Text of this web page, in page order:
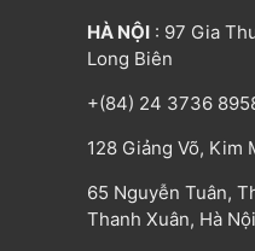
HÀ NỘI : 97 Gia
Long Biên
+(84) 24 3736
128 Giảng Võ, Kim
65 Nguyễn Tuân,
Thanh Xuân, Hà Nội